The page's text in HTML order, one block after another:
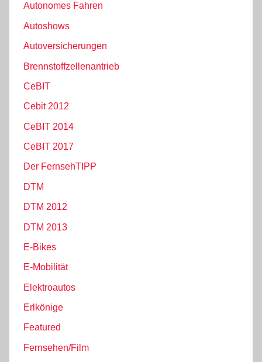
Autonomes Fahren
Autoshows
Autoversicherungen
Brennstoffzellenantrieb
CeBIT
Cebit 2012
CeBIT 2014
CeBIT 2017
Der FernsehTIPP
DTM
DTM 2012
DTM 2013
E-Bikes
E-Mobilität
Elektroautos
Erlkönige
Featured
Fernsehen/Film